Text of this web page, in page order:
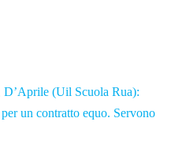
D’Aprile (Uil Scuola Rua):
un contratto equo. Servono